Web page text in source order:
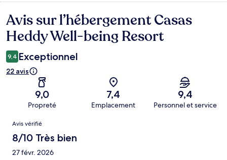
Avis
Avis sur l’hébergement Casas
Heddy Well-being Resort
9,4 Exceptionnel
22 avis
9,0
Propreté
7,4
Emplacement
9,4
Personnel et service
Avis
Avis vérifié
8/10 Très bien
27 févr. 2026